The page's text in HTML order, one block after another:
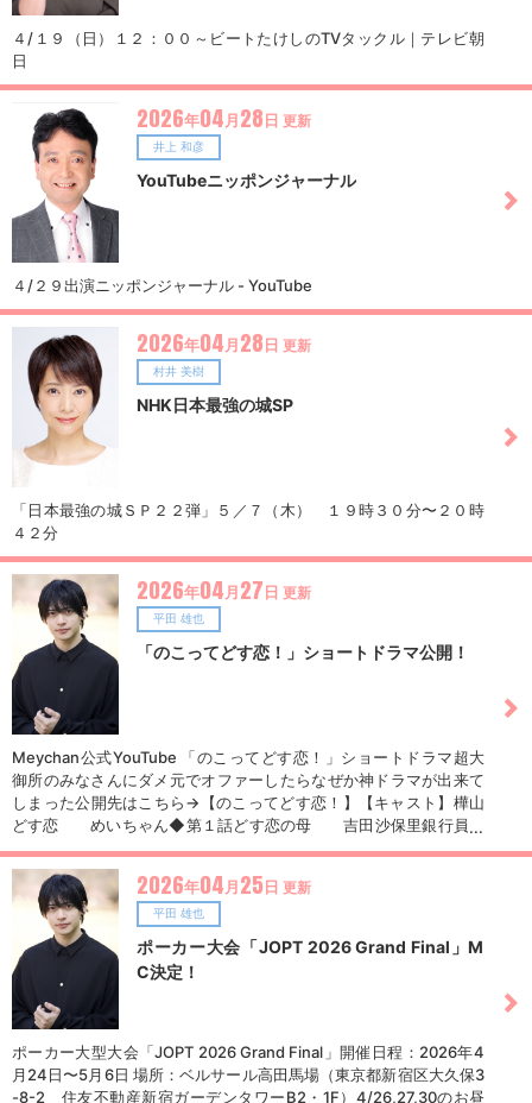
４/１９（日）１２：００～ビートたけしのTVタックル｜テレビ朝
日
2026年04 月28日 更新
井上 和彦
YouTubeニッポンジャーナル
４/２９出演ニッポンジャーナル - YouTube
2026年04 月28日 更新
村井 美樹
NHK日本最強の城SP
「日本最強の城ＳＰ２２弾」５／７（木） １９時３０分〜２０時
４２分
2026年04 月27日 更新
平田 雄也
「のこってどす恋！」ショートドラマ公開！
Meychan公式YouTube 「のこってどす恋！」ショートドラマ超大
御所のみなさんにダメ元でオファーしたらなぜか神ドラマが出来て
しまった公開先はこちら→【のこってどす恋！】【キャスト】樺山
どす恋 めいちゃん◆第１話どす恋の母 吉田沙保里銀行員
浜口京子強盗 呂布カルマ◆第２話ゴミタメキン
グ Geroレッドレンジャー 平田雄也ブルーレンジャー
七瀬公イエローレンジャー YU-TAグリーンレンジャー 矢崎諒ブ
ラックレンジャー レイノルズ暖◆第３話担任 竹中直
人転校生 鳴志数斗 春日俊彰（オードリー）どす恋の親友 朝井
瞳子ナレーター 大塚明夫
2026年04 月25日 更新
平田 雄也
ポーカー大会「JOPT 2026 Grand Final」M
C決定！
ポーカー大型大会「JOPT 2026 Grand Final」開催日程：2026年4
月24日〜5月6日 場所：ベルサール高田馬場（東京都新宿区大久保3
-8-2 住友不動産新宿ガーデンタワーB2・1F）4/26,27,30のお昼